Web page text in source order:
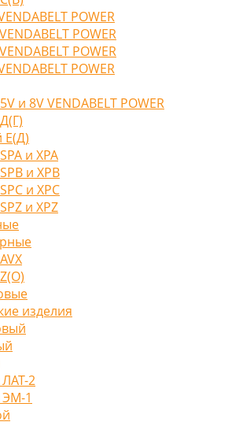
POWER
POWER
POWER
POWER
и 8V VENDABELT POWER
Е(Д)
и XPA
и XPB
и XPC
и XPZ
изделия
2
ЭМ-1